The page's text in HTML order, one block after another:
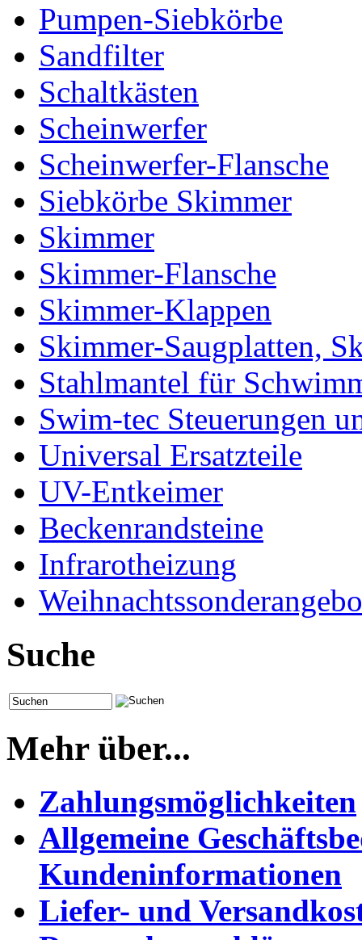
Pumpen-Siebkörbe
Sandfilter
Schaltkästen
Scheinwerfer
Scheinwerfer-Flansche
Siebkörbe Skimmer
Skimmer
Skimmer-Flansche
Skimmer-Klappen
Skimmer-Saugplatten,
Stahlmantel für
Swim-tec Steuerungen
Universal Ersatzteile
UV-Entkeimer
Beckenrandsteine
Infrarotheizung
Suche
Mehr über...
Zahlungsmöglichkeiten
Allgemeine
Kundeninformationen
Liefer- und